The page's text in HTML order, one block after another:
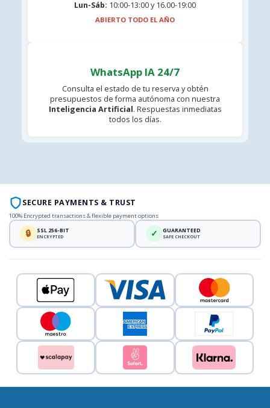
Lun-Sáb: 10:00-13:00 y 16.00-19:00
ABIERTO TODO EL AÑO
WhatsApp IA 24/7
Consulta el estado de tu reserva y obtén
presupuestos de forma autónoma con nuestra
Inteligencia Artificial. Respuestas inmediatas
todos los días.
SECURE PAYMENTS & TRUST
100% Encrypted transactions & flexible payment options
🔒 SSL 256-BIT
ENCRYPTED ✓ GUARANTEED
SAFE CHECKOUT